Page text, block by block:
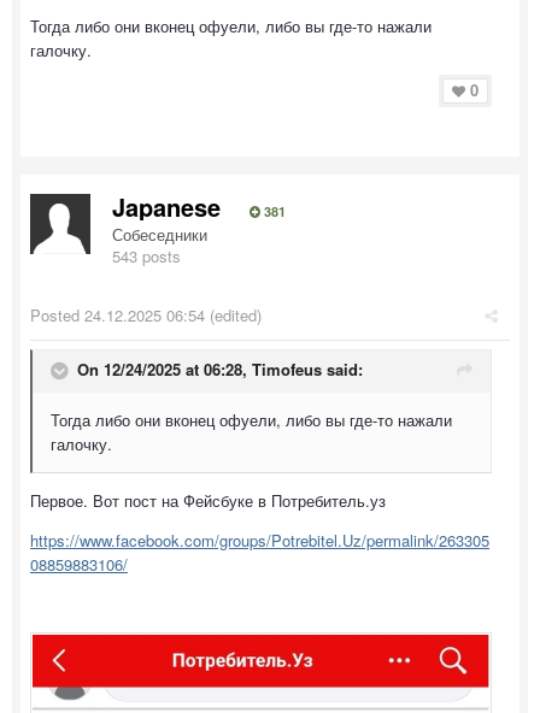
Тогда либо они вконец офуели, либо вы где-то нажали
галочку.
0
Japanese 381
Собеседники
543 posts
Posted 24.12.2025 06:54 (edited)
On 12/24/2025 at 06:28, Timofeus said:
Тогда либо они вконец офуели, либо вы где-то нажали
галочку.
Первое. Вот пост на Фейсбуке в Потребитель.уз
https://www.facebook.com/groups/Potrebitel.Uz/permalink/263305
08859883106/